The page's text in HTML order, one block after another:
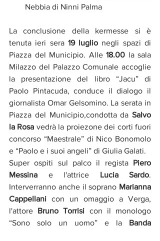
Nebbia di Ninni Palma
La conclusione della kermesse si è
tenuta ieri sera 19 luglio negli spazi di
Piazza del Municipio. Alle 18.00 la sala
Milazzo del Palazzo Comunale accoglie
la presentazione del libro “Jacu” di
Paolo Pintacuda, conduce il dialogo il
giornalista Omar Gelsomino. La serata in
Piazza del Municipio,condotta da Salvo
la Rosa vedrà la proiezone dei corti fuori
concorso “Maestrale” di Nico Bonomolo
e “Paolo e i suoi angeli” di Giulia Galati.
Super ospiti sul palco il regista Piero
Messina e l'attrice Lucia Sardo.
Interverranno anche il soprano Marianna
Cappellani con un omaggio a Verga,
l'attore Bruno Torrisi con il monologo
“Sono solo un uomo” e la Banda